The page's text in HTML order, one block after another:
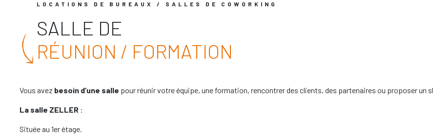
LOCATIONS DE BUREAUX / SALLES DE COWORKING
SALLE DE
RÉUNION / FORMATION
Vous avez besoin d’une salle pour réunir votre équipe, une formation, rencontrer des clients, des partenaires ou proposer un
La salle ZELLER :
Située au 1er étage.